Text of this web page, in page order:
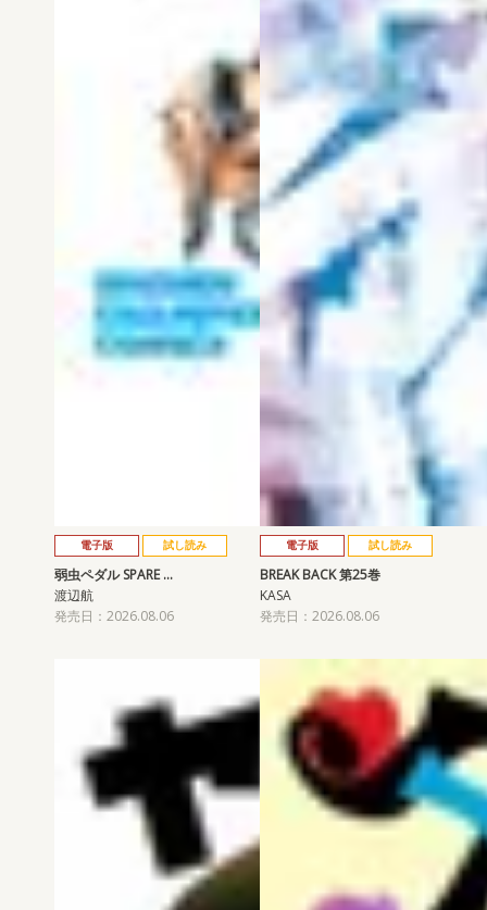
電子版 試し読み
弱虫ペダル SPARE …
渡辺航
発売日：2026.08.06
電子版 試し読み
BREAK BACK 第25巻
KASA
発売日：2026.08.06